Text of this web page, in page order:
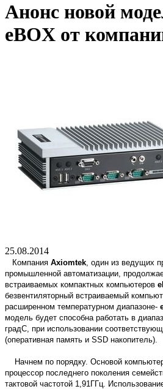
Анонс новой
eBOX от
25.08.2014
Компания Axiomtek , один из ведущих
промышленной автоматизации,
встраиваемых компактных компьютеров
безвентиляторный встраиваемый
расширенном температурном диапазоне-
модель будет способна работать в
градС, при использовании
(оперативная память и SSD накопитель).
Начнем по порядку. Основой
процессор последнего поколения
тактовой частотой 1,91ГГц.